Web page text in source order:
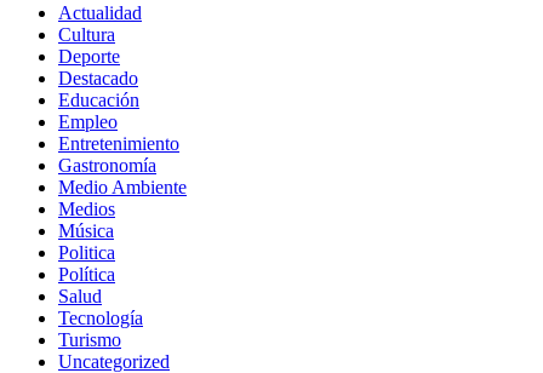
Actualidad
Cultura
Deporte
Destacado
Educación
Empleo
Entretenimiento
Gastronomía
Medio Ambiente
Medios
Música
Politica
Política
Salud
Tecnología
Turismo
Uncategorized